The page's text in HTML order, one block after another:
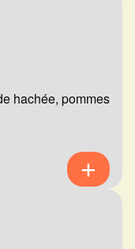
hachée, pommes